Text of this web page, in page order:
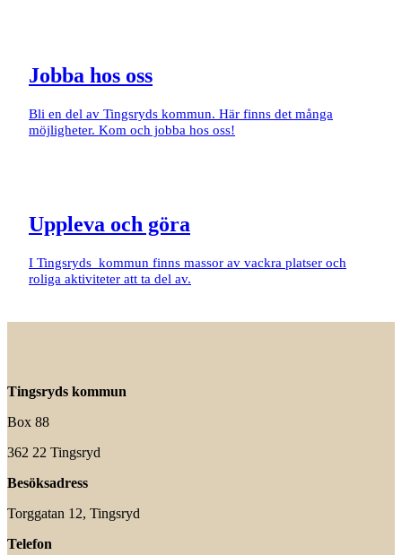
Jobba hos oss
Bli en del av Tingsryds kommun. Här finns det många
möjligheter. Kom och jobba hos oss!
Uppleva och göra
I Tingsryds kommun finns massor av vackra platser och
roliga aktiviteter att ta del av.
Tingsryds kommun
Box 88
362 22 Tingsryd
Besöksadress
Torggatan 12, Tingsryd
Telefon